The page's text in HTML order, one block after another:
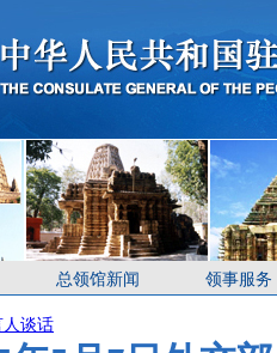
总领馆新闻 领事服务
谈话